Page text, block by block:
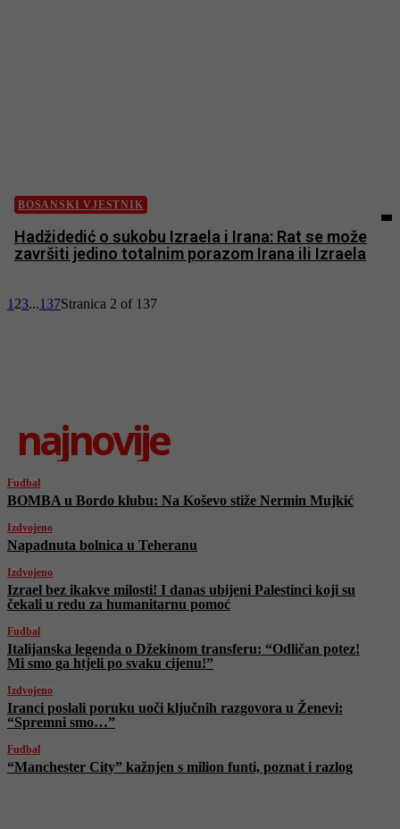
BOSANSKI VJESTNIK
Hadžidedić o sukobu Izraela i Irana: Rat se može
završiti jedino totalnim porazom Irana ili Izraela
1 23...137Stranica 2 of 137
najnovije
Fudbal
BOMBA u Bordo klubu: Na Koševo stiže Nermin Mujkić
Izdvojeno
Napadnuta bolnica u Teheranu
Izdvojeno
Izrael bez ikakve milosti! I danas ubijeni Palestinci koji su
čekali u redu za humanitarnu pomoć
Fudbal
Italijanska legenda o Džekinom transferu: “Odličan potez!
Mi smo ga htjeli po svaku cijenu!”
Izdvojeno
Iranci poslali poruku uoči ključnih razgovora u Ženevi:
“Spremni smo…”
Fudbal
“Manchester City” kažnjen s milion funti, poznat i razlog